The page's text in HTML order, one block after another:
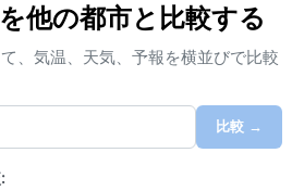
が25～28度まで上がるが、湿度
冬（6月～8月）は朝晩が冷え込
もある。降雨は主に夏に集中す
ミリ程度と少ない。典型的な
手の長袖と日よけ帽、冬はセー
宝する。紫外線が強いため、サ
他の都市と比較する
、気温、天気、予報を横並びで比較
比較 →